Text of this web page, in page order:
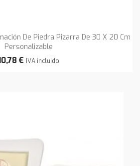
De Piedra Pizarra De 30 X 20 Cm
Personalizable
€ IVA incluido